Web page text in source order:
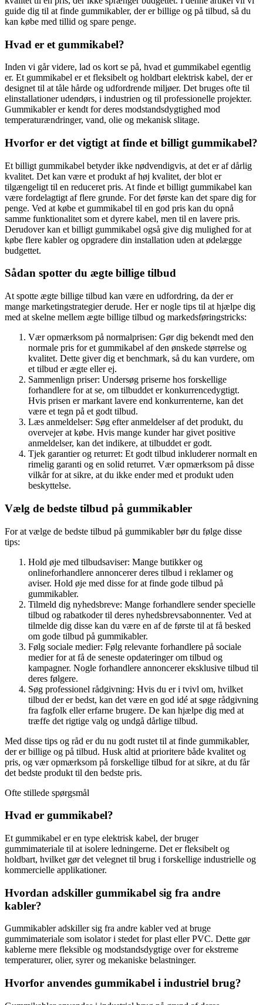
guide dig til at finde gummikabler, der er billige og på tilbud, så du
kan købe med tillid og spare penge.
Hvad er et gummikabel?
Inden vi går videre, lad os kort se på, hvad et gummikabel egentlig
er. Et gummikabel er et fleksibelt og holdbart elektrisk kabel, der er
designet til at tåle hårde og udfordrende miljøer. Det bruges ofte til
elinstallationer udendørs, i industrien og til professionelle projekter.
Gummikabler er kendt for deres modstandsdygtighed mod
temperaturændringer, vand, olie og mekanisk slitage.
Hvorfor er det vigtigt at finde et billigt gummikabel?
Et billigt gummikabel betyder ikke nødvendigvis, at det er af dårlig
kvalitet. Det kan være et produkt af høj kvalitet, der blot er
tilgængeligt til en reduceret pris. At finde et billigt gummikabel kan
være fordelagtigt af flere grunde. For det første kan det spare dig for
penge. Ved at købe et gummikabel til en god pris kan du opnå
samme funktionalitet som et dyrere kabel, men til en lavere pris.
Derudover kan et billigt gummikabel også give dig mulighed for at
købe flere kabler og opgradere din installation uden at ødelægge
budgettet.
Sådan spotter du ægte billige tilbud
At spotte ægte billige tilbud kan være en udfordring, da der er
mange marketingstrategier derude. Her er nogle tips til at hjælpe dig
med at skelne mellem ægte billige tilbud og markedsføringstricks:
Vær opmærksom på normalprisen: Gør dig bekendt med den
normale pris for et gummikabel af den ønskede størrelse og
kvalitet. Dette giver dig et benchmark, så du kan vurdere, om
et tilbud er ægte eller ej.
Sammenlign priser: Undersøg priserne hos forskellige
forhandlere for at se, om tilbuddet er konkurrencedygtigt.
Hvis prisen er markant lavere end konkurrenterne, kan det
være et tegn på et godt tilbud.
Læs anmeldelser: Søg efter anmeldelser af det produkt, du
overvejer at købe. Hvis mange kunder har givet positive
anmeldelser, kan det indikere, at tilbuddet er godt.
Tjek garantier og returret: Et godt tilbud inkluderer normalt en
rimelig garanti og en solid returret. Vær opmærksom på disse
vilkår for at sikre, at du ikke ender med et produkt uden
beskyttelse.
Vælg de bedste tilbud på gummikabler
For at vælge de bedste tilbud på gummikabler bør du følge disse
tips:
Hold øje med tilbudsaviser: Mange butikker og
onlineforhandlere annoncerer deres tilbud i reklamer og
aviser. Hold øje med disse for at finde gode tilbud på
gummikabler.
Tilmeld dig nyhedsbreve: Mange forhandlere sender specielle
tilbud og rabatkoder til deres nyhedsbrevsabonnenter. Ved at
tilmelde dig disse kan du være en af de første til at få besked
om gode tilbud på gummikabler.
Følg sociale medier: Følg relevante forhandlere på sociale
medier for at få de seneste opdateringer om tilbud og
kampagner. Nogle forhandlere annoncerer eksklusive tilbud til
deres følgere.
Søg professionel rådgivning: Hvis du er i tvivl om, hvilket
tilbud der er bedst, kan det være en god idé at søge rådgivning
fra fagfolk eller erfarne brugere. De kan hjælpe dig med at
træffe det rigtige valg og undgå dårlige tilbud.
Med disse tips og råd er du nu godt rustet til at finde gummikabler,
der er billige og på tilbud. Husk altid at prioritere både kvalitet og
pris, og vær opmærksom på forskellige tilbud for at sikre, at du får
det bedste produkt til den bedste pris.
Ofte stillede spørgsmål
Hvad er gummikabel?
Et gummikabel er en type elektrisk kabel, der bruger
gummimateriale til at isolere ledningerne. Det er fleksibelt og
holdbart, hvilket gør det velegnet til brug i forskellige industrielle og
kommercielle applikationer.
Hvordan adskiller gummikabel sig fra andre
kabler?
Gummikabler adskiller sig fra andre kabler ved at bruge
gummimateriale som isolator i stedet for plast eller PVC. Dette gør
kablerne mere fleksible og modstandsdygtige over for ekstreme
temperaturer, olier, syrer og mekaniske belastninger.
Hvorfor anvendes gummikabel i industriel brug?